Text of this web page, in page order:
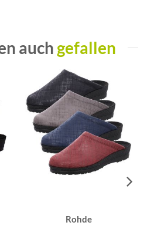
auch gefallen
Rohde